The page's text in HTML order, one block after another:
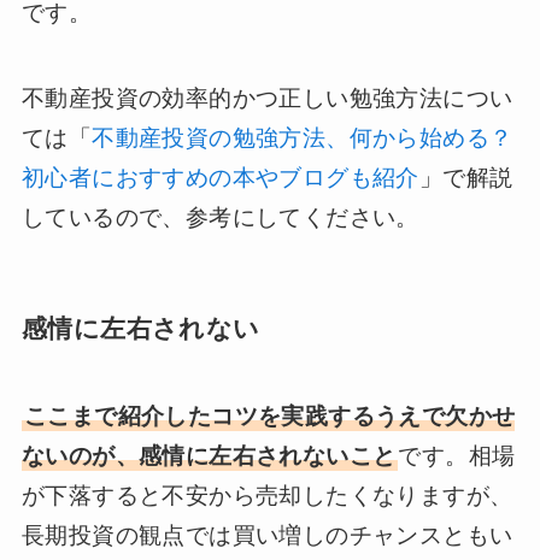
です。
不動産投資の効率的かつ正しい勉強方法につい
ては「不動産投資の勉強方法、何から始める？
初心者におすすめの本やブログも紹介 」で解説
しているので、参考にしてください。
感情に左右されない
ここまで紹介したコツを実践するうえで欠かせ
ないのが、感情に左右されないことです。相場
が下落すると不安から売却したくなりますが、
長期投資の観点では買い増しのチャンスともい